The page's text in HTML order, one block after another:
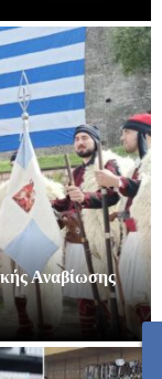
Αναβίωσης